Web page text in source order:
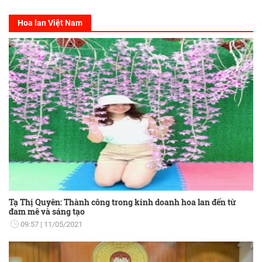
Hoa lan Việt Nam
Tạ Thị Quyên: Thành công trong kinh doanh hoa lan đến từ
đam mê và sáng tạo
09:57 11/05/2021